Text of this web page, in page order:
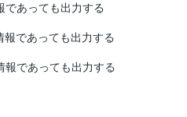
であっても出力する
であっても出力する
報であっても出力する